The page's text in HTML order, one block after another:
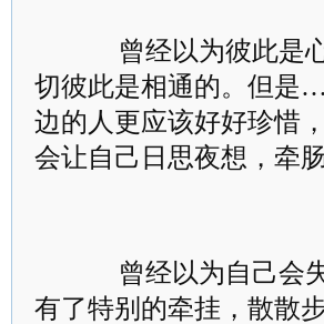
曾经以为彼此是心
切彼此是相通的。但是
边的人更应该好好珍惜
会让自己日思夜想，牵肠
曾经以为自己会失
有了特别的牵挂，散散